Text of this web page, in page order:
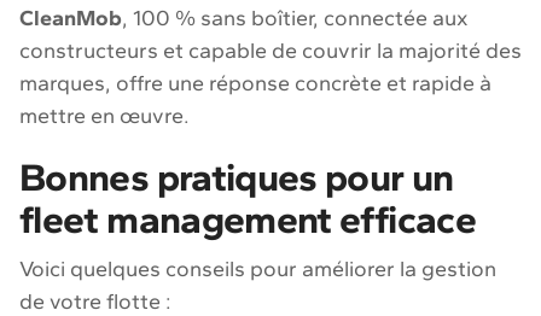
CleanMob, 100 % sans boîtier, connectée aux
constructeurs et capable de couvrir la majorité des
marques, offre une réponse concrète et rapide à
mettre en œuvre.
Bonnes pratiques pour un
fleet management efficace
Voici quelques conseils pour améliorer la gestion
de votre flotte :